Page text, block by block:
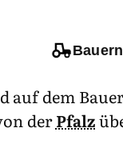
auf dem
derPfalz